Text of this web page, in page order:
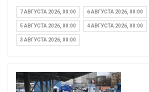
7 АВГУСТА 2026, 00:00 6 АВГУСТА 2026, 00:00
5 АВГУСТА 2026, 00:00 4 АВГУСТА 2026, 00:00
3 АВГУСТА 2026, 00:00